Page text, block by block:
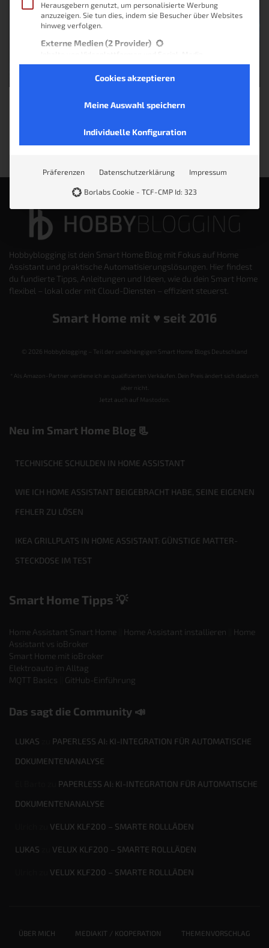
Keine Produkte gefunden.
Hobbyblogging ist dein Smart Home Blog mit Fokus auf Home
Assistant und praktische Automatisierungslösungen. Hier findest
du fundierte Tipps, Anleitungen und Ideen, wie du dein Smart Home
flexibel – lokal oder mit Cloud-Diensten – effizient steuerst.
Smart Home mit ♥️ seit 2016
© 2026 Hobbyblogging – Teil der unabhängigen Smart Home Blogs Deutschland
* Als Amazon-Partner verdiene ich an qualifizierten Verkäufen. Dein Preis ändert sich dadurch
aber nicht.
Jetzt auch auf Mastodon
Neu im Smart Home Blog 📃
TECHNISCHE SCHULDEN IN HOME ASSISTANT
WIE ICH HOME ASSISTANT BEIGEBRACHT HABE, SEINE EIGENEN
FEHLER ZU LÖSEN
IKEA GRILLPLATS IN HOME ASSISTANT: GÜNSTIGE MATTER-
STECKDOSE IM TEST
Smart Home Tipps 💡
Home Assistant Smart Home Home Assistant installieren
Home
Assistant vs ioBroker
Smart Home mit ioBroker
Elektroauto im Alltag
MQTT Basics
GitHub-Einführung
Das sagt die Community 📣
LUKAS
PAPERLESS AI: KI-INTEGRATION FÜR AUTOMATISCHE
DOKUMENTENANALYSE
PAPERLESS AI: KI-INTEGRATION FÜR AUTOMATISCHE
DOKUMENTENANALYSE
VELUX KLF200 – SMARTE ROLLLÄDEN
LUKAS VELUX KLF200 – SMARTE ROLLLÄDEN
VELUX KLF200 – SMARTE ROLLLÄDEN
ÜBER MICH MEDIAKIT / KOOPERATION THEMENVORSCHLAG
Herausgebern genutzt, um personalisierte Werbung
anzuzeigen. Sie tun dies, indem sie Besucher über Websites
hinweg verfolgen.
Externe Medien(2 Provider)
Plattformen werden standardmäßig blockiert. Wenn
externe Services akzeptiert werden, ist für den Zugriff auf
diese Inhalte keine manuelle Einwilligung mehr erforderlich.
Cookies akzeptieren
Meine Auswahl speichern
Individuelle Konfiguration
Präferenzen Datenschutzerklärung Impressum
Borlabs Cookie - TCF-CMP Id: 323